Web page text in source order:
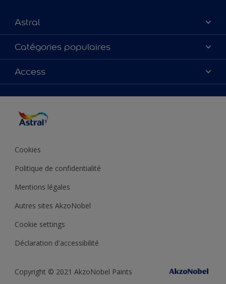
Astral
À propos de nous
Contactez-nous
Plan du site
Catégories populaires
Couleurs
Produits
Inspiration
Conseil déco
Access
Cookies
Politique de confidentialité
Mentions légales
Autres sites AkzoNobel
Cookie settings
Déclaration d'accessibilité
Copyright © 2021 AkzoNobel Paints